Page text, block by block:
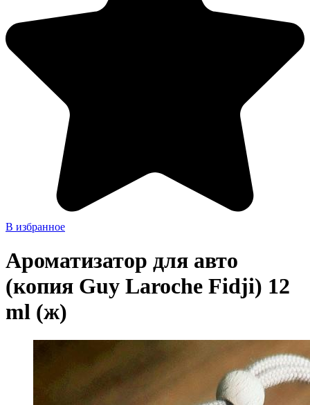
В избранное
Ароматизатор для авто
(копия Guy Laroche Fidji) 12
ml (ж)